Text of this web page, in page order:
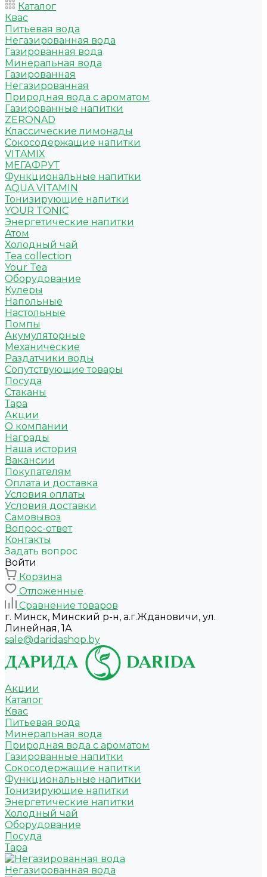
Каталог
Квас
Питьевая вода
Негазированная вода
Газированная вода
Минеральная вода
Газированная
Негазированная
Природная вода с ароматом
Газированные напитки
ZERONAD
Классические лимонады
Сокосодержащие напитки
VITAMIX
МЕГАФРУТ
Функциональные напитки
AQUA VITAMIN
Тонизирующие напитки
YOUR TONIC
Энергетические напитки
Атом
Холодный чай
Tea collection
Your Tea
Оборудование
Кулеры
Напольные
Настольные
Помпы
Акумуляторные
Механические
Раздатчики воды
Сопутствующие товары
Посуда
Стаканы
Тара
Акции
О компании
Награды
Наша история
Вакансии
Покупателям
Оплата и доставка
Условия оплаты
Условия доставки
Самовывоз
Вопрос-ответ
Контакты
Задать вопрос
Войти
Корзина
Отложенные
Сравнение товаров
г. Минск, Минский р-н, а.г.Ждановичи, ул.
Линейная, 1А
sale@daridashop.by
Акции
Каталог
Квас
Питьевая вода
Минеральная вода
Природная вода с ароматом
Газированные напитки
Сокосодержащие напитки
Функциональные напитки
Тонизирующие напитки
Энергетические напитки
Холодный чай
Оборудование
Посуда
Тара
Негазированная вода